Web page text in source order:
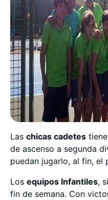
Las chicas cadetes
de ascenso a segunda
puedan jugarlo, al fin, el
Los equipos Infantiles,
fin de semana. Con